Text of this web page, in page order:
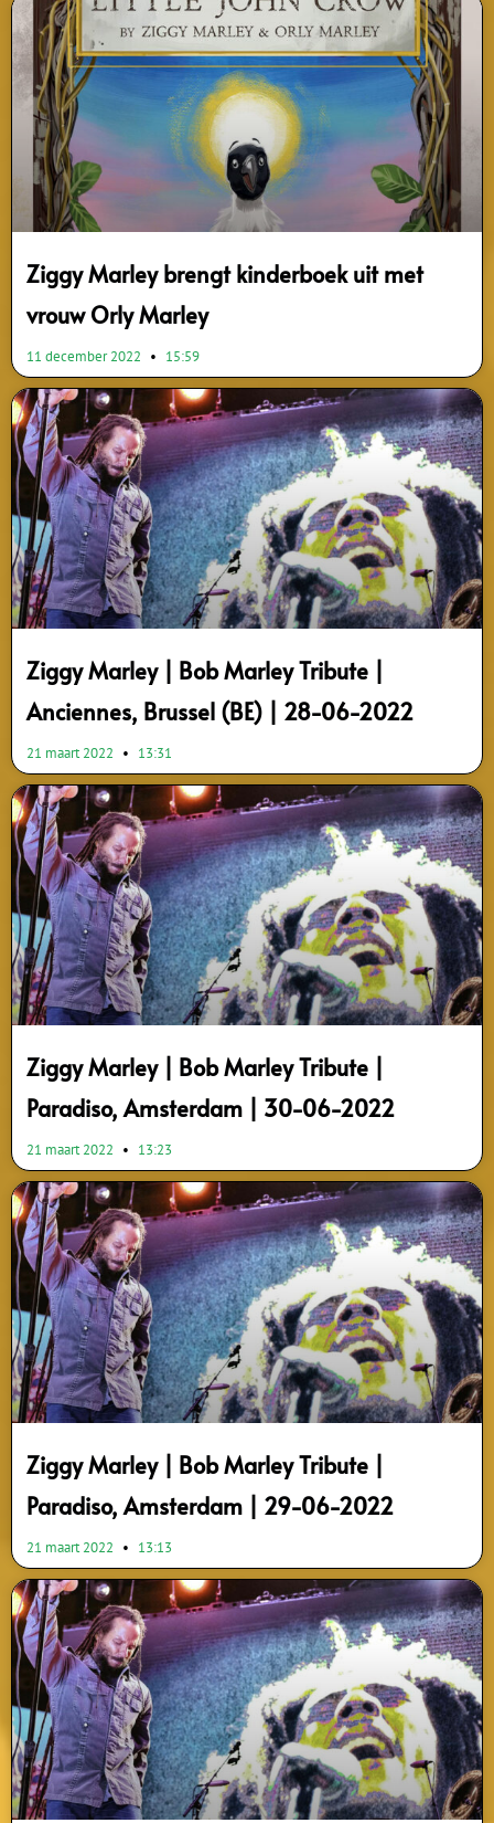
Ziggy Marley brengt kinderboek uit met
vrouw Orly Marley
11 december 2022 15:59
Ziggy Marley | Bob Marley Tribute |
Anciennes, Brussel (BE) | 28-06-2022
21 maart 2022 13:31
Ziggy Marley | Bob Marley Tribute |
Paradiso, Amsterdam | 30-06-2022
21 maart 2022 13:23
Ziggy Marley | Bob Marley Tribute |
Paradiso, Amsterdam | 29-06-2022
21 maart 2022 13:13